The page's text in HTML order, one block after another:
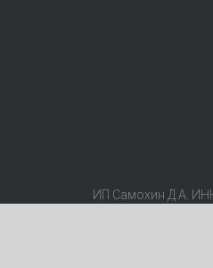
ИП Самохин Д.А.